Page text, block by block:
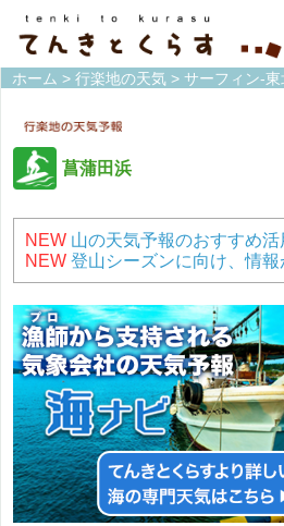
ホーム > 行楽地の天気 > サーフィン-東
菖蒲田浜
NEW 山の天気予報のおすすめ活
NEW 登山シーズンに向け、情報